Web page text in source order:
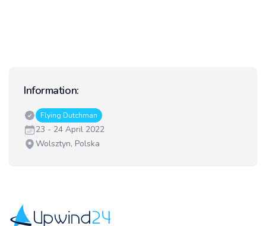
Information:
Classes:Flying Dutchman
Date:23 - 24 April 2022
Venue:
Wolsztyn, Polska